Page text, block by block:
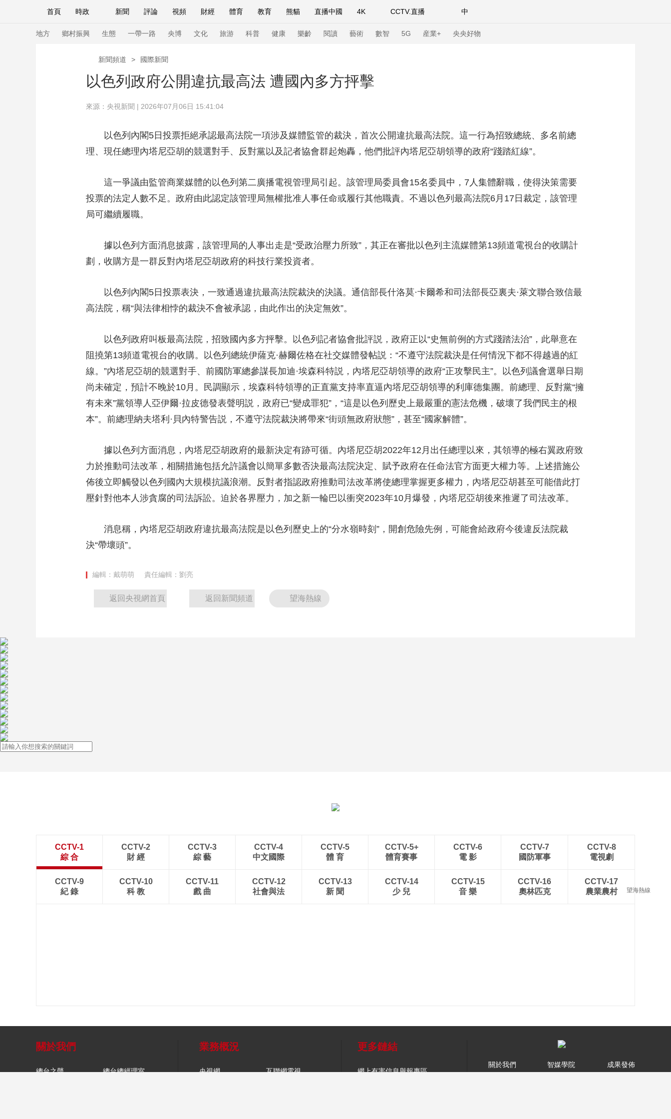
首頁 時政 新聞 評論 視頻 財經 體育 教育 熊貓 直播中國 4K CCTV.直播 中
人民領袖習近平 中國領導人 央視快評 習式妙語 熱解讀 天天學習
直播 片庫 欄目大全 節目單 聽音 微視頻 主持人 下載央視影音
海外頻道 iPanda English Монгол
地方 鄉村振興 生態 一帶一路 央博 文化 旅游 科普 健康 樂齡 閱讀 藝術 數智 5G 産業+ 央央好物
人民領袖習近平 聯播+ 熱解讀 天天學習 習式妙語 央視快評 央視網評 光華銳評 鋒面
小央視頻 小央直播 直播中國 熊貓頻道 VR/AR 4K專區 全景新聞
直播 競猜 2026年世界盃 2026年冬奧會 CBA NBA 中超 國足 國際足球 網球 綜合體育 亞冬會
CCTV奧林匹克頻道
鄉村振興 生態環境 一帶一路 央博 非遺 文化 旅游 科普 樂齡 閱讀 藝術 汽車 數智 5G 産業+
大國展會 大國保險 雲頂對話 雲起 超級工廠 智敬中國
新聞頻道 > 國際新聞
以色列政府公開違抗最高法 遭國內多方抨擊
來源： 央視新聞 | 2026年07月06日 15:41:04
以色列內閣5日投票拒絕承認最高法院一項涉及媒體監管的裁決，首次公開違抗最高法院。這一行為招致總統、多名前總
理、現任總理內塔尼亞胡的競選對手、反對黨以及記者協會群起炮轟，他們批評內塔尼亞胡領導的政府“踐踏紅線”。
這一爭議由監管商業媒體的以色列第二廣播電視管理局引起。該管理局委員會15名委員中，7人集體辭職，使得決策需要
投票的法定人數不足。政府由此認定該管理局無權批准人事任命或履行其他職責。不過以色列最高法院6月17日裁定，該管理
局可繼續履職。
據以色列方面消息披露，該管理局的人事出走是“受政治壓力所致”，其正在審批以色列主流媒體第13頻道電視台的收購計
劃，收購方是一群反對內塔尼亞胡政府的科技行業投資者。
以色列內閣5日投票表決，一致通過違抗最高法院裁決的決議。通信部長什洛莫·卡爾希和司法部長亞裏夫·萊文聯合致信最
高法院，稱“與法律相悖的裁決不會被承認，由此作出的決定無效”。
以色列政府叫板最高法院，招致國內多方抨擊。以色列記者協會批評説，政府正以“史無前例的方式踐踏法治”，此舉意在
阻撓第13頻道電視台的收購。以色列總統伊薩克·赫爾佐格在社交媒體發帖説：“不遵守法院裁決是任何情況下都不得越過的紅
線。”內塔尼亞胡的競選對手、前國防軍總參謀長加迪·埃森科特説，內塔尼亞胡領導的政府“正攻擊民主”。以色列議會選舉日期
尚未確定，預計不晚於10月。民調顯示，埃森科特領導的正直黨支持率直逼內塔尼亞胡領導的利庫德集團。前總理、反對黨“擁
有未來”黨領導人亞伊爾·拉皮德發表聲明説，政府已“變成罪犯”，“這是以色列歷史上最嚴重的憲法危機，破壞了我們民主的根
本”。前總理納夫塔利·貝內特警告説，不遵守法院裁決將帶來“街頭無政府狀態”，甚至“國家解體”。
據以色列方面消息，內塔尼亞胡政府的最新決定有跡可循。內塔尼亞胡2022年12月出任總理以來，其領導的極右翼政府致
力於推動司法改革，相關措施包括允許議會以簡單多數否決最高法院決定、賦予政府在任命法官方面更大權力等。上述措施公
佈後立即觸發以色列國內大規模抗議浪潮。反對者指認政府推動司法改革將使總理掌握更多權力，內塔尼亞胡甚至可能借此打
壓針對他本人涉貪腐的司法訴訟。迫於各界壓力，加之新一輪巴以衝突2023年10月爆發，內塔尼亞胡後來推遲了司法改革。
消息稱，內塔尼亞胡政府違抗最高法院是以色列歷史上的“分水嶺時刻”，開創危險先例，可能會給政府今後違反法院裁
決“帶壞頭”。
編輯：戴萌萌 責任編輯：劉亮
返回央視網首頁 返回新聞頻道 望海熱線
望海熱線
CCTV-1
綜 合
CCTV-2
財 經
CCTV-3
綜 藝
CCTV-4
中文國際
CCTV-5
體 育
CCTV-5+
體育賽事
CCTV-6
電 影
CCTV-7
國防軍事
CCTV-8
電視劇
CCTV-9
紀 錄
CCTV-10
科 教
CCTV-11
戲 曲
CCTV-12
社會與法
CCTV-13
新 聞
CCTV-14
少 兒
CCTV-15
音 樂
CCTV-16
奧林匹克
CCTV-17
農業農村
關於我們
總台之聲 總台總經理室
業務概況
央視網 互聯網電視
更多鏈結
網上有害信息舉報專區
關於我們 智媒學院
成果發佈